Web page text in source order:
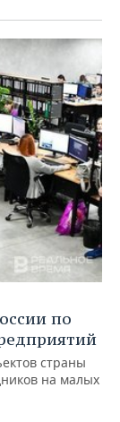
по
страны
на малых